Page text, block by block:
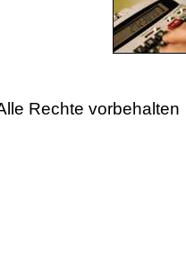
Rechte vorbehalten